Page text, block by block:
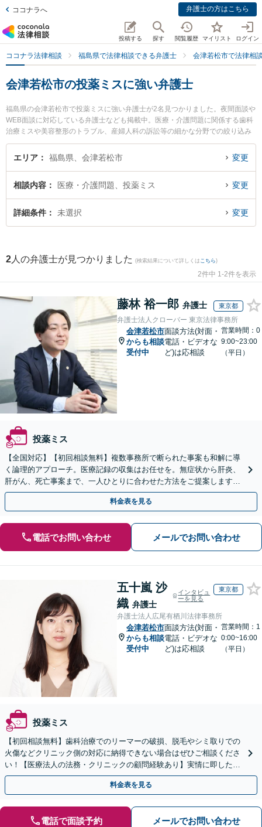
ココナラへ 弁護士の方はこちら
投稿する 探す 閲覧履歴 マイリスト ログイン
ココナラ法律相談 福島県で法律相談できる弁護士 会津若松市で法律相
会津若松市の投薬ミスに強い弁護士
福島県の会津若松市で投薬ミスに強い弁護士が2名見つかりました。夜間面談や
WEB面談に対応している弁護士なども掲載中。医療・介護問題に関係する歯科
治療ミスや美容整形のトラブル、産婦人科の訴訟等の細かな分野での絞り込み
検索もでき便利です。特に弁護士法人れいわ総合法律事務所の川瀬 裕之弁護士
や弁護士法人葵綜合法律事務所の新田 周作弁護士のプロフィール情報や弁護士
の実績豊富な近くの弁護士を検索したい』『初回相談無料で投薬ミスを法律相
談できる会津若松市内の弁護士に相談予約したい』などでお困りの相談者さん
におすすめです。
エリア 福島県、会津若松市 変更
相談内容 医療・介護問題、投薬ミス 変更
詳細条件 未選択 変更
2 人の弁護士が見つかりました (検索結果について詳しくは こちら)
2件中 1-2件を表示
藤林 裕一郎 弁護士 東京都
弁護士法人クローバー 東京法律事務所
会津若松市
からも相談
受付中
面談方法(対面・
電話・ビデオな
ど)は応相談
営業時間：0
9:00~23:00
（平日）
投薬ミス
【全国対応】【初回相談無料】複数事務所で断られた事案も和解に導
く論理的アプローチ。医療記録の収集はお任せを。無症状から肝炎、
肝がん、死亡事案まで、一人ひとりに合わせた方法をご提案します。
手続きの負担を減らし、権利を守ります。
料金表を見る
電話でお問い合わせ メールでお問い合わせ
五十嵐 沙
織 弁護士
インタビュ
ーを見る
東京都
弁護士法人広尾有栖川法律事務所
会津若松市
からも相談
受付中
面談方法(対面・
電話・ビデオな
ど)は応相談
営業時間：1
0:00~16:00
（平日）
投薬ミス
【初回相談無料】歯科治療でのリーマーの破損、脱毛やシミ取りでの
火傷などクリニック側の対応に納得できない場合はぜひご相談くださ
い！【医療法人の法務・クリニックの顧問経験あり】実情に即したア
ドバイスで、納得のできるトラブルの解決を目指します。
料金表を見る
電話で面談予約 メールでお問い合わせ